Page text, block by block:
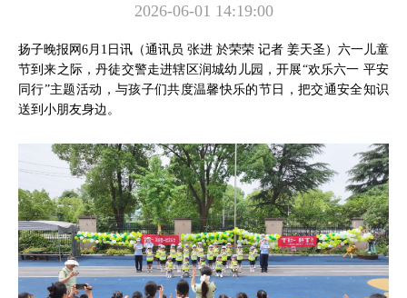
2026-06-01 14:19:00
扬子晚报网6月1日讯（通讯员 张进 於荣荣 记者 姜天圣）六一儿童
节到来之际，丹徒交警走进辖区润城幼儿园，开展“欢乐六一 平安
同行”主题活动，与孩子们共度温馨快乐的节日，把交通安全知识
送到小朋友身边。